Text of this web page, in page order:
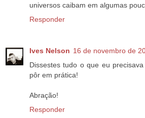
universos caibam em algumas
Responder
Ives Nelson 16 de novembro de
Dissestes tudo o que eu
pôr em prática!
Abração!
Responder